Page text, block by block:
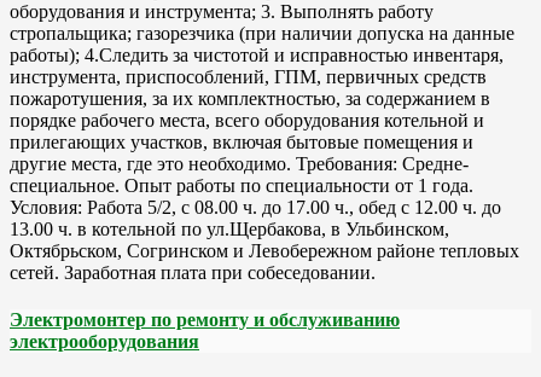
оборудования и инструмента; 3. Выполнять работу
стропальщика; газорезчика (при наличии допуска на данные
работы); 4.Следить за чистотой и исправностью инвентаря,
инструмента, приспособлений, ГПМ, первичных средств
пожаротушения, за их комплектностью, за содержанием в
порядке рабочего места, всего оборудования котельной и
прилегающих участков, включая бытовые помещения и
другие места, где это необходимо. Требования: Средне-
специальное. Опыт работы по специальности от 1 года.
Условия: Работа 5/2, с 08.00 ч. до 17.00 ч., обед с 12.00 ч. до
13.00 ч. в котельной по ул.Щербакова, в Ульбинском,
Октябрьском, Согринском и Левобережном районе тепловых
сетей. Заработная плата при собеседовании.
Электромонтер по ремонту и обслуживанию
электрооборудования